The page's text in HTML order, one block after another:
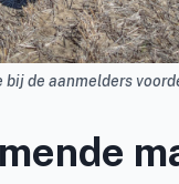
bij de aanmelders